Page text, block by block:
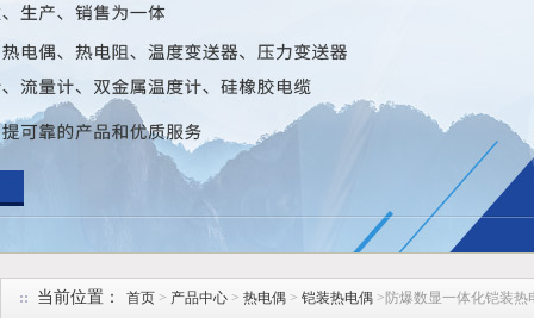
安徽久跃仪表有限公司
当前位置： 首页 > 产品中心 > 热电偶 > 铠装热电偶 >防爆数显一体化铠装热